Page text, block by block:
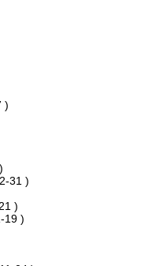
)
31 )
)
19 )